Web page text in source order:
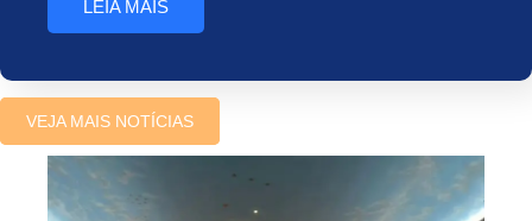
LEIA MAIS
VEJA MAIS NOTÍCIAS